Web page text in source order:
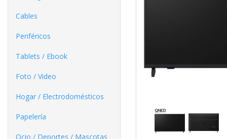
Cables
Periféricos
Tablets / Ebook
Foto / Video
Hogar / Electrodomésticos
Papelería
Ocio / Deportes / Mascotas